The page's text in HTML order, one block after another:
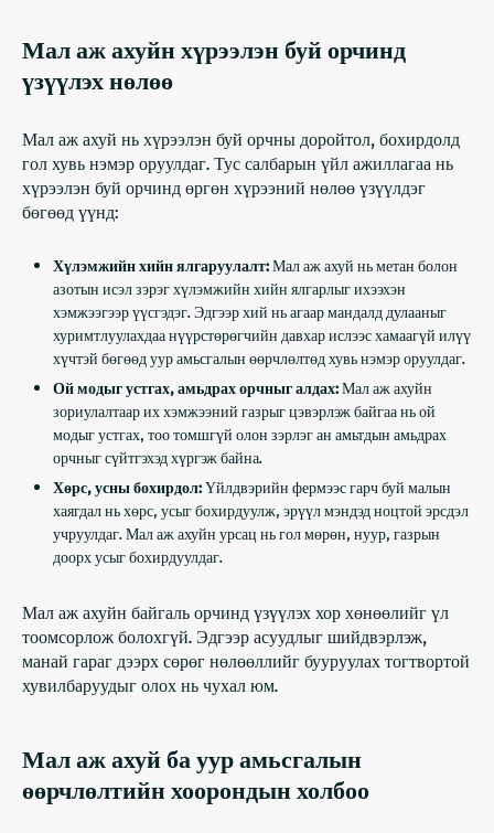
Мал аж ахуйн хүрээлэн буй орчинд
үзүүлэх нөлөө
Мал аж ахуй нь хүрээлэн буй орчны доройтол, бохирдолд
гол хувь нэмэр оруулдаг. Тус салбарын үйл ажиллагаа нь
хүрээлэн буй орчинд өргөн хүрээний нөлөө үзүүлдэг
бөгөөд үүнд:
Хүлэмжийн хийн ялгаруулалт:Мал аж ахуй нь метан болон
азотын исэл зэрэг хүлэмжийн хийн ялгарлыг ихээхэн
хэмжээгээр үүсгэдэг. Эдгээр хий нь агаар мандалд дулааныг
хуримтлуулахдаа нүүрстөрөгчийн давхар ислээс хамаагүй илүү
хүчтэй бөгөөд уур амьсгалын өөрчлөлтөд хувь нэмэр оруулдаг.
Ой модыг устгах, амьдрах орчныг алдах:Мал аж ахуйн
зориулалтаар их хэмжээний газрыг цэвэрлэж байгаа нь ой
модыг устгах, тоо томшгүй олон зэрлэг ан амьтдын амьдрах
орчныг сүйтгэхэд хүргэж байна.
Хөрс, усны бохирдол:Үйлдвэрийн фермээс гарч буй малын
хаягдал нь хөрс, усыг бохирдуулж, эрүүл мэндэд ноцтой эрсдэл
учруулдаг. Мал аж ахуйн урсац нь гол мөрөн, нуур, газрын
доорх усыг бохирдуулдаг.
Мал аж ахуйн байгаль орчинд үзүүлэх хор хөнөөлийг үл
тоомсорлож болохгүй. Эдгээр асуудлыг шийдвэрлэж,
манай гараг дээрх сөрөг нөлөөллийг бууруулах тогтвортой
хувилбаруудыг олох нь чухал юм.
Мал аж ахуй ба уур амьсгалын
өөрчлөлтийн хоорондын холбоо